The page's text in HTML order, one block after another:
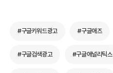
#구글키워드광고 #구글애즈
#구글검색광고 #구글애널리틱스